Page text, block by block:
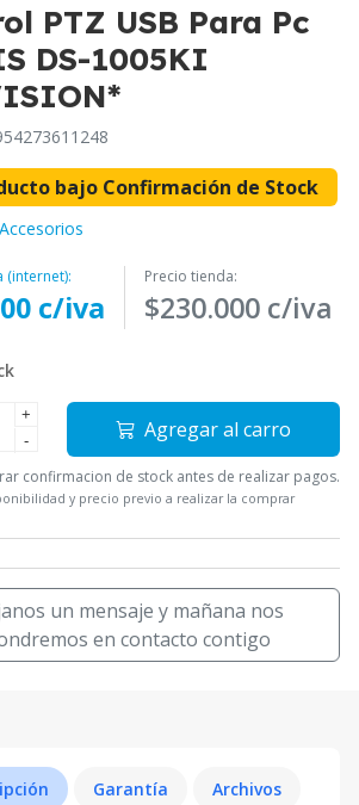
PTZ USB Para Pc
DS-1005KI
bajo Confirmación de Stock
Accesorios
(internet):
c/iva
Precio tienda:
$230.000 c/iva
+
-
Agregar al carro
confirmacion de stock antes de realizar pagos.
y precio previo a realizar la comprar
un mensaje y mañana nos
en contacto contigo
Garantía Archivos